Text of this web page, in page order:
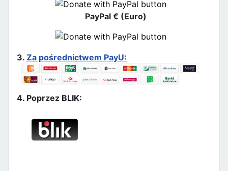
PayPal € (Euro)
3. Za pośrednictwem PayU:
4. Poprzez BLIK: